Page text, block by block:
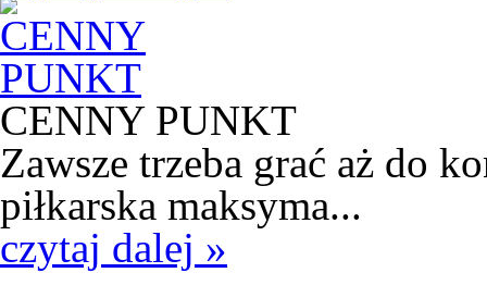
CENNY PUNKT
Zawsze trzeba grać aż do
piłkarska maksyma...
czytaj dalej »